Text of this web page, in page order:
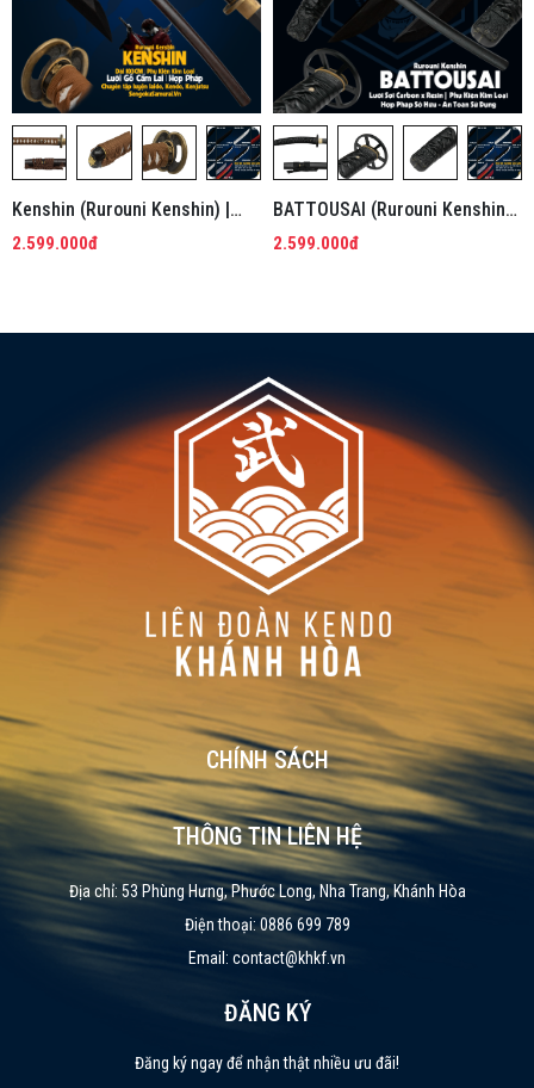
Kenshin (Rurouni Kenshin) |
Kiếm Nhật Lưỡi Gỗ Cẩm Lai
2.599.000đ
BATTOUSAI (Rurouni Kenshin) |
Kiếm Nhật Phi Kim Tổng Hợp
2.599.000đ
CHÍNH SÁCH
THÔNG TIN LIÊN HỆ
Địa chỉ: 53 Phùng Hưng, Phước Long, Nha Trang, Khánh Hòa
Điện thoại: 0886 699 789
Email: contact@khkf.vn
ĐĂNG KÝ
Đăng ký ngay để nhận thật nhiều ưu đãi!